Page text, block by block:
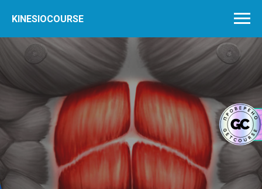
KINESIOCOURSE